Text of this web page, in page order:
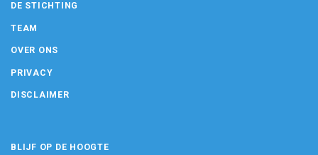
DE STICHTING
TEAM
OVER ONS
PRIVACY
DISCLAIMER
BLIJF OP DE HOOGTE